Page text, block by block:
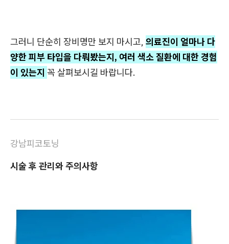
그러니 단순히 장비명만 보지 마시고, 의료진이 얼마나 다
양한 피부 타입을 다뤄봤는지, 여러 색소 질환에 대한 경험
이 있는지 꼭 살펴보시길 바랍니다.
강남피코토닝
시술 후 관리와 주의사항